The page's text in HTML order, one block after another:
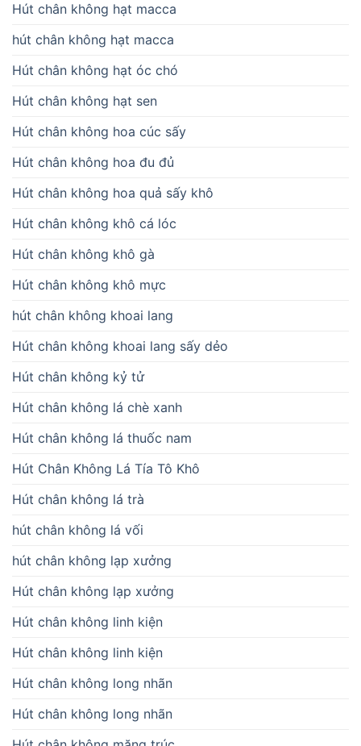
Hút chân không hạt macca
hút chân không hạt macca
Hút chân không hạt óc chó
Hút chân không hạt sen
Hút chân không hoa cúc sấy
Hút chân không hoa đu đủ
Hút chân không hoa quả sấy khô
Hút chân không khô cá lóc
Hút chân không khô gà
Hút chân không khô mực
hút chân không khoai lang
Hút chân không khoai lang sấy dẻo
Hút chân không kỷ tử
Hút chân không lá chè xanh
Hút chân không lá thuốc nam
Hút Chân Không Lá Tía Tô Khô
Hút chân không lá trà
hút chân không lá vối
hút chân không lạp xưởng
Hút chân không lạp xưởng
Hút chân không linh kiện
Hút chân không linh kiện
Hút chân không long nhãn
Hút chân không long nhãn